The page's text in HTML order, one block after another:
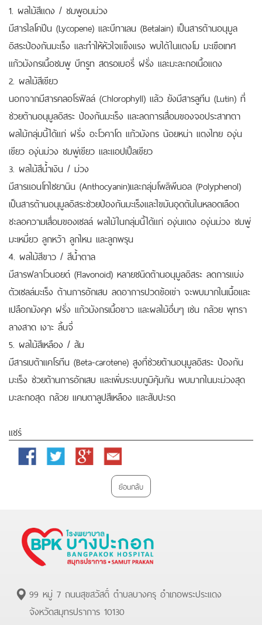
1. ผลไม้สีแดง / ชมพูอมม่วง
มีสารไลโคปีน (Lycopene) และบีทาเลน (Betalain) เป็นสารต้านอนุมูล
อิสระป้องกันมะเร็ง และทำให้หัวใจแข็งแรง พบได้ในแตงโม มะเขือเทศ
แก้วมังกรเนื้อชมพู บีทรูท สตรอเบอรี่ ฝรั่ง และมะละกอเนื้อแดง
2. ผลไม้สีเขียว
นอกจากมีสารคลอโรฟิลล์ (Chlorophyll) แล้ว ยังมีสารลูทีน (Lutin) ที่
ช่วยต้านอนุมูลอิสระ ป้องกันมะเร็ง และลดการเสื่อมของจอประสาทตา
ผลไม้กลุ่มนี้ได้แก่ ฝรั่ง อะโวคาโด แก้วมังกร น้อยหน่า แตงไทย องุ่น
เขียว องุ่นม่วง ชมพู่เขียว และแอปเปิ้ลเขียว
3. ผลไม้สีน้ำเงิน / ม่วง
มีสารแอนโทไซยานิน (Anthocyanin)และกลุ่มโพลิพีนอล (Polyphenol)
เป็นสารต้านอนุมูลอิสระช่วยป้องกันมะเร็งและไขมันอุดตันในหลอดเลือด
ชะลอความเสื่อมของเซลล์ ผลไม้ในกลุ่มนี้ได้แก่ องุ่นแดง องุ่นม่วง ชมพู่
มะเหมี่ยว ลูกหว้า ลูกไหน และลูกพรุน
4. ผลไม้สีขาว / สีน้ำตาล
มีสารฟลาโวนอยด์ (Flavonoid) หลายชนิดต้านอนุมูลอิสระ ลดการแบ่ง
ตัวเซลล์มะเร็ง ต้านการอักเสบ ลดอาการปวดข้อเข่า จะพบมากในเนื้อและ
เปลือกมังคุค ฝรั่ง แก้วมังกรเนื้อขาว และผลไม้อื่นๆ เช่น กล้วย พุทรา
ลางสาด เงาะ ลิ้นจี่
5. ผลไม้สีเหลือง / ส้ม
มีสารเบต้าแคโรทีน (Beta-carotene) สูงที่ช่วยต้านอนุมูลอิสระ ป้องกัน
มะเร็ง ช่วยต้านการอักเสบ และเพิ่มระบบภูมิคุ้มกัน พบมากในมะม่วงสุด
มะละกอสุด กล้วย แคนตาลูปสีเหลือง และสับปะรด
แชร์
Facebook Twitter
Google
Email
ย้อนกลับ
99 หมู่ 7 ถนนสุขสวัสดิ์ ตำบลบางครุ อำเภอพระประแดง
จังหวัดสมุทรปราการ 10130